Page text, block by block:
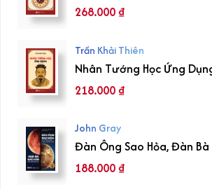
268.000₫
Trần Khải Thiên
Nhân Tướng Học Ứng
218.000₫
John Gray
Đàn Ông Sao Hỏa, Đàn Bà
188.000₫